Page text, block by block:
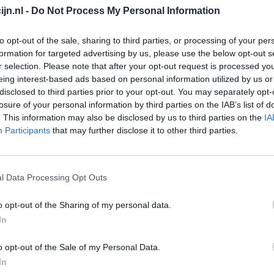
- Do Not Process My Personal Information
opt-out of the sale, sharing to third parties, or processing of your
for targeted advertising by us, please use the below opt-out
selection. Please note that after your opt-out request is processed
interest-based ads based on personal information utilized by us
to third parties prior to your opt-out. You may separately
of your personal information by third parties on the IAB’s list of
This information may also be disclosed by us to third parties on the
Participants that may further disclose it to other third parties.
Data Processing Opt Outs
opt-out of the Sharing of my personal data.
opt-out of the Sale of my Personal Data.
Depressie - antidepressiva overig
Pijn - morfine-achtigen
Schildklier - hypothyroidie (traagwerkend)
Maagzuur - protonpompremmers
Bloeddruk - betablokkers
Epilepsie
Depressie - antidepressiva overig
Depressie - antidepressiva TCA
Depressie - antidepressiva overig
Anticonceptie - eenfase
Depressie - antidepressiva SSRI
Psychose / schizofrenie - antipsychotica